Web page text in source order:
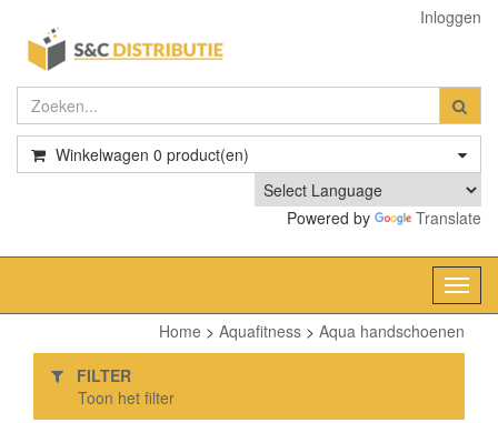
Inloggen
Winkelwagen 0 product(en)
Powered by Translate
Home > Aquafitness > Aqua handschoenen
FILTER
Toon het filter